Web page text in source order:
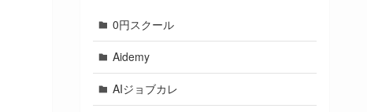
0円スクール
Aidemy
AIジョブカレ